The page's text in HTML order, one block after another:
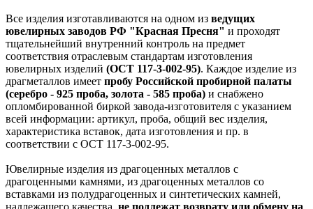
Все изделия изготавливаются на одном из ведущих
ювелирных заводов РФ "Красная Пресня" и проходят
тщательнейший внутренний контроль на предмет
соответствия отраслевым стандартам изготовления
ювелирных изделий (ОСТ 117-3-002-95). Каждое изделие из
драгметаллов имеет пробу Российской пробирной палаты
(серебро - 925 проба, золота - 585 проба) и снабжено
опломбированной биркой завода-изготовителя с указанием
всей информации: артикул, проба, общий вес изделия,
характеристика вставок, дата изготовления и пр. в
соответствии с ОСТ 117-3-002-95.
Ювелирные изделия из драгоценных металлов с
драгоценными камнями, из драгоценных металлов со
вставками из полудрагоценных и синтетических камней,
надлежащего качества, не подлежат возврату или обмену на